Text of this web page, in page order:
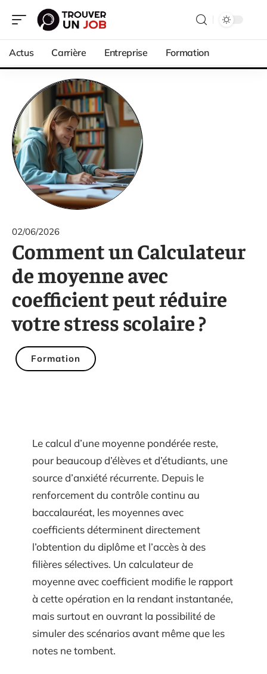
Actus Carrière Entreprise Formation
02/06/2026
Comment un Calculateur
de moyenne avec
coefficient peut réduire
votre stress scolaire ?
Formation
Le calcul d’une moyenne pondérée reste,
pour beaucoup d’élèves et d’étudiants, une
source d’anxiété récurrente. Depuis le
renforcement du contrôle continu au
baccalauréat, les moyennes avec
coefficients déterminent directement
l’obtention du diplôme et l’accès à des
filières sélectives. Un calculateur de
moyenne avec coefficient modifie le rapport
à cette opération en la rendant instantanée,
mais surtout en ouvrant la possibilité de
simuler des scénarios avant même que les
notes ne tombent.